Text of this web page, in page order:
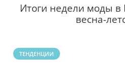
Итоги недели моды
весна-
ТЕНДЕНЦИИ